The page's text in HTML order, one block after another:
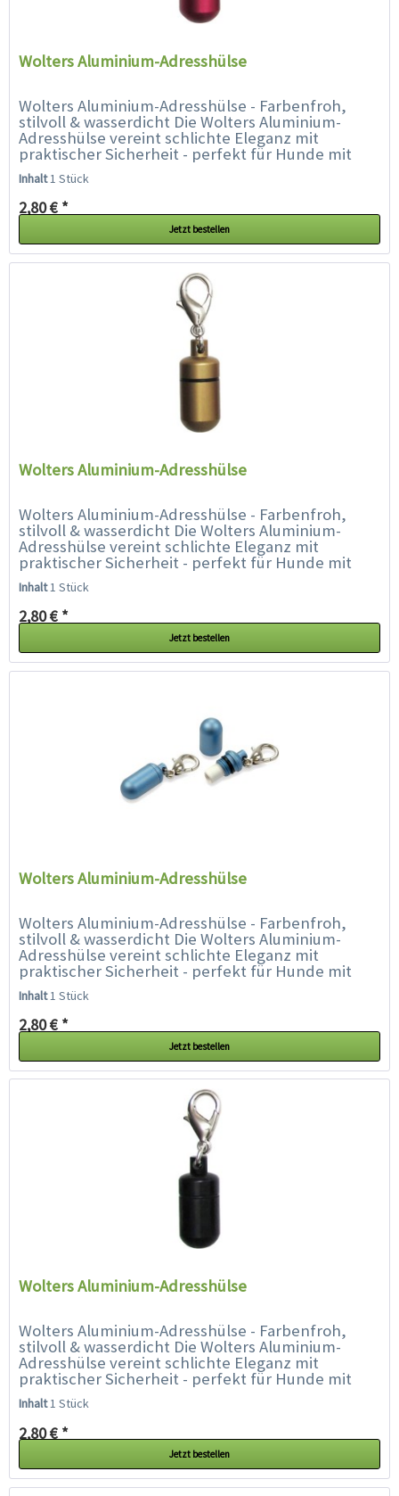
Wolters Aluminium-Adresshülse
Wolters Aluminium-Adresshülse - Farbenfroh,
stilvoll & wasserdicht Die Wolters Aluminium-
Adresshülse vereint schlichte Eleganz mit
praktischer Sicherheit - perfekt für Hunde mit
Stil. Ob Prinz oder Prinzessin,...
Inhalt1 Stück
2,80 € *
Jetzt bestellen
Wolters Aluminium-Adresshülse
Wolters Aluminium-Adresshülse - Farbenfroh,
stilvoll & wasserdicht Die Wolters Aluminium-
Adresshülse vereint schlichte Eleganz mit
praktischer Sicherheit - perfekt für Hunde mit
Stil. Ob Prinz oder Prinzessin,...
Inhalt1 Stück
2,80 € *
Jetzt bestellen
Wolters Aluminium-Adresshülse
Wolters Aluminium-Adresshülse - Farbenfroh,
stilvoll & wasserdicht Die Wolters Aluminium-
Adresshülse vereint schlichte Eleganz mit
praktischer Sicherheit - perfekt für Hunde mit
Stil. Ob Prinz oder Prinzessin,...
Inhalt1 Stück
2,80 € *
Jetzt bestellen
Wolters Aluminium-Adresshülse
Wolters Aluminium-Adresshülse - Farbenfroh,
stilvoll & wasserdicht Die Wolters Aluminium-
Adresshülse vereint schlichte Eleganz mit
praktischer Sicherheit - perfekt für Hunde mit
Stil. Ob Prinz oder Prinzessin,...
Inhalt1 Stück
2,80 € *
Jetzt bestellen